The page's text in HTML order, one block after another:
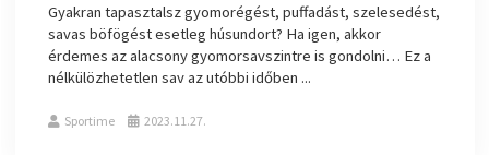
Gyakran tapasztalsz gyomorégést, puffadást, szelesedést,
savas böfögést esetleg húsundort? Ha igen, akkor
érdemes az alacsony gyomorsavszintre is gondolni… Ez a
nélkülözhetetlen sav az utóbbi időben ...
Sportime 2023.11.27.